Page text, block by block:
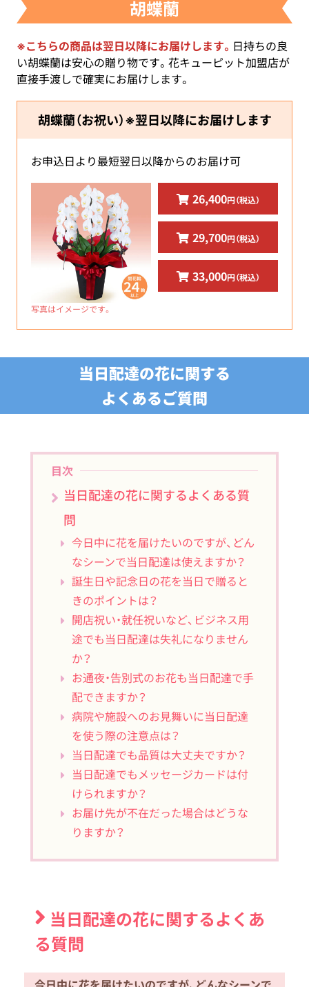
胡蝶蘭
※こちらの商品は翌日以降にお届けします。 日持ちの良
い胡蝶蘭は安心の贈り物です。花キューピット加盟店が
直接手渡しで確実にお届けします。
胡蝶蘭（お祝い）※翌日以降にお届けします
お申込日より最短翌日以降からのお届け可
写真はイメージです。
26,400円（税込）
29,700円（税込）
33,000円（税込）
当日配達の花に関する
よくあるご質問
目次
当日配達の花に関するよくある質
問
今日中に花を届けたいのですが、どん
なシーンで当日配達は使えますか？
誕生日や記念日の花を当日で贈ると
きのポイントは？
開店祝い・就任祝いなど、ビジネス用
途でも当日配達は失礼になりません
か？
お通夜・告別式のお花も当日配達で手
配できますか？
病院や施設へのお見舞いに当日配達
を使う際の注意点は？
当日配達でも品質は大丈夫ですか？
当日配達でもメッセージカードは付
けられますか？
お届け先が不在だった場合はどうな
りますか？
当日配達の花に関するよくあ
る質問